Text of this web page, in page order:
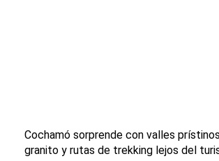
Cochamó sorprende con valles
granito y rutas de trekking lejos del